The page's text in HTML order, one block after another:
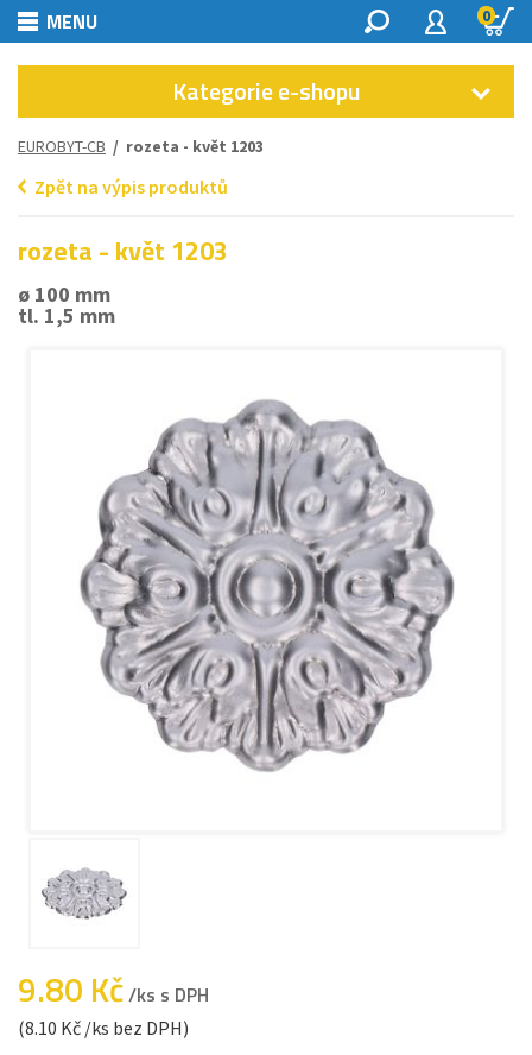
MENU 0
Kategorie e-shopu
EUROBYT-CB / rozeta - květ 1203
Zpět na výpis produktů
rozeta - květ 1203
ø 100 mm
tl. 1,5 mm
9.80 Kč/ks s DPH
(8.10 Kč /ks bez DPH)